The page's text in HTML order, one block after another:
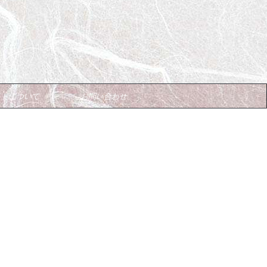
について お問い合わせ